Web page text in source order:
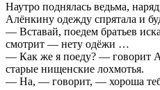
Наутро поднялась ведьма,
Алёнкину одежду спрятала и
— Вставай, поедем братьев
смотрит — нету одёжи …
— Как же я поеду? — говорит
старые нищенские лохмотья.
— На, — говорит, — хороша